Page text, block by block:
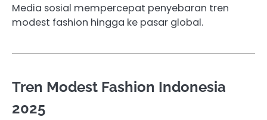
Media sosial mempercepat penyebaran tren
modest fashion hingga ke pasar global.
Tren Modest Fashion Indonesia
2025